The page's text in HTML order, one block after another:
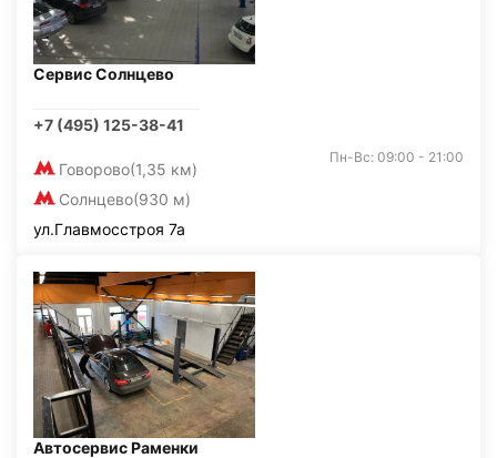
Сервис Солнцево
+7 (495) 125-38-41
Говорово(1,35 км)
Солнцево(930 м)
Пн-Вс: 09:00 - 21:00
ул.Главмосстроя 7а
Автосервис Раменки